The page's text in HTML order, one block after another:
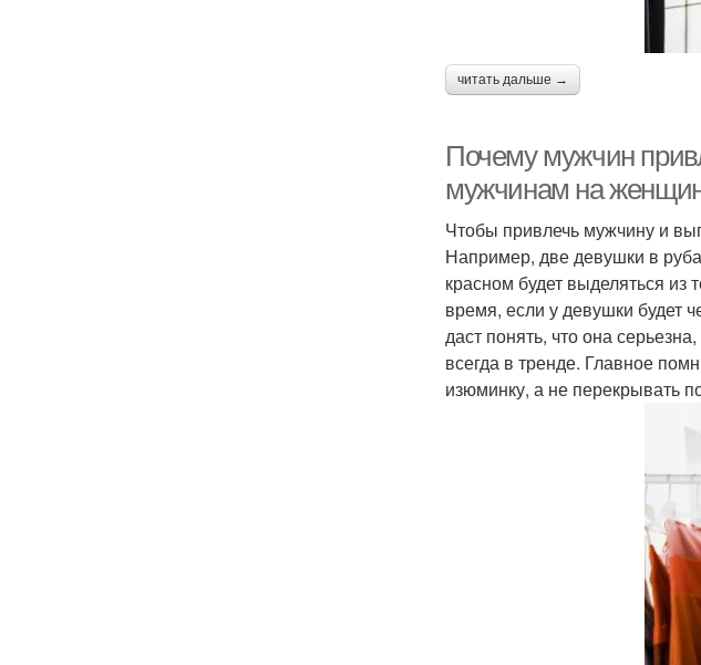
читать дальше →
Почему мужчин
мужчинам на
Чтобы привлечь мужчину и
Например, две девушки в
красном будет выделяться из
время, если у девушки будет
даст понять, что она
всегда в тренде. Главное
изюминку, а не перекрывать